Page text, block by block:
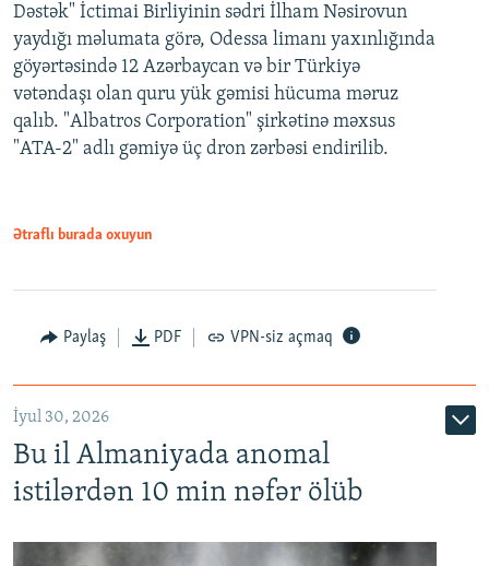
Dəstək" İctimai Birliyinin sədri İlham Nəsirovun
yaydığı məlumata görə, Odessa limanı yaxınlığında
göyərtəsində 12 Azərbaycan və bir Türkiyə
vətəndaşı olan quru yük gəmisi hücuma məruz
qalıb. "Albatros Corporation" şirkətinə məxsus
"ATA-2" adlı gəmiyə üç dron zərbəsi endirilib.
Ətraflı burada oxuyun
Paylaş PDF VPN-siz açmaq
İyul 30, 2026
Bu il Almaniyada anomal
istilərdən 10 min nəfər ölüb